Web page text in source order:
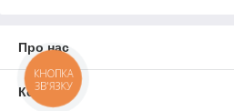
Про нас
Контакти
КНОПКА
ЗВ'ЯЗКУ